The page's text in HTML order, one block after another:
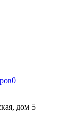
0
дом 5